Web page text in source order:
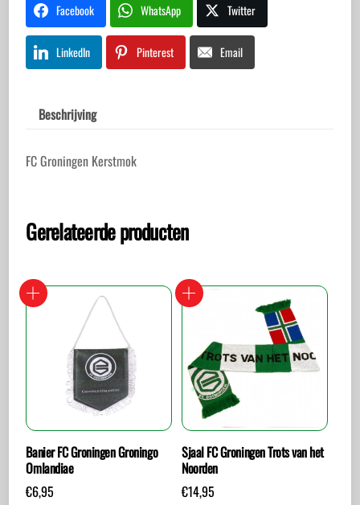
Facebook WhatsApp Twitter
LinkedIn Pinterest Email
Beschrijving
FC Groningen Kerstmok
Gerelateerde producten
Banier FC Groningen Groningo
Omlandiae
€6,95
Sjaal FC Groningen Trots van het
Noorden
€14,95